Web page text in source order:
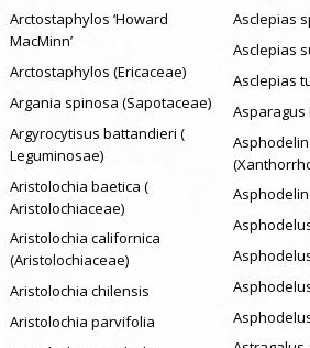
Arctostaphylos ‘Howard
MacMinn’
Arctostaphylos (Ericaceae)
Argania spinosa (Sapotaceae)
Argyrocytisus battandieri (
Leguminosae)
Aristolochia baetica (
Aristolochiaceae)
Aristolochia californica
(Aristolochiaceae)
Aristolochia chilensis
Aristolochia parvifolia
Asclepias
Asclepias
Asclepias
Asparagus